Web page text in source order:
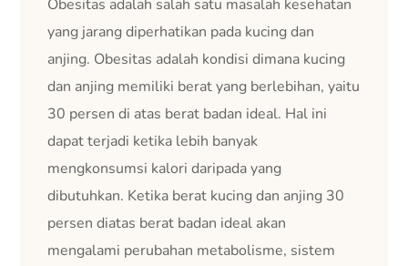
Obesitas adalah salah satu masalah kesehatan
yang jarang diperhatikan pada kucing dan
anjing. Obesitas adalah kondisi dimana kucing
dan anjing memiliki berat yang berlebihan, yaitu
30 persen di atas berat badan ideal. Hal ini
dapat terjadi ketika lebih banyak
mengkonsumsi kalori daripada yang
dibutuhkan. Ketika berat kucing dan anjing 30
persen diatas berat badan ideal akan
mengalami perubahan metabolisme, sistem